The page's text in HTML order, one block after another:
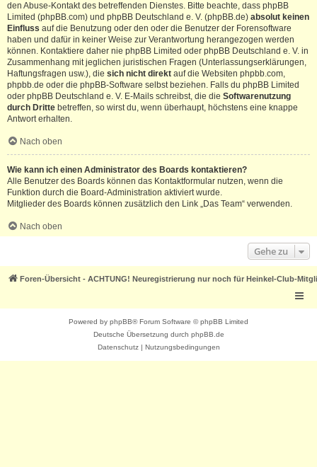
den Abuse-Kontakt des betreffenden Dienstes. Bitte beachte, dass phpBB
Limited (phpBB.com) und phpBB Deutschland e. V. (phpBB.de) absolut keinen
Einfluss auf die Benutzung oder den oder die Benutzer der Forensoftware
haben und dafür in keiner Weise zur Verantwortung herangezogen werden
können. Kontaktiere daher nie phpBB Limited oder phpBB Deutschland e. V. in
Zusammenhang mit jeglichen juristischen Fragen (Unterlassungserklärungen,
Haftungsfragen usw.), die sich nicht direkt auf die Websiten phpbb.com,
phpbb.de oder die phpBB-Software selbst beziehen. Falls du phpBB Limited
oder phpBB Deutschland e. V. E-Mails schreibst, die die Softwarenutzung
durch Dritte betreffen, so wirst du, wenn überhaupt, höchstens eine knappe
Antwort erhalten.
Nach oben
Wie kann ich einen Administrator des Boards kontaktieren?
Alle Benutzer des Boards können das Kontaktformular nutzen, wenn die
Funktion durch die Board-Administration aktiviert wurde.
Mitglieder des Boards können zusätzlich den Link „Das Team“ verwenden.
Nach oben
Gehe zu
Foren-Übersicht - ACHTUNG! Neuregistrierung nur noch für Heinkel-Club-
Powered by phpBB® Forum Software © phpBB Limited
Deutsche Übersetzung durch phpBB.de
Datenschutz| Nutzungsbedingungen